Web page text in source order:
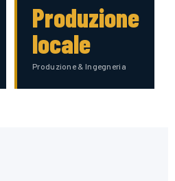
Produzione
locale
Produzione & Ingegneria